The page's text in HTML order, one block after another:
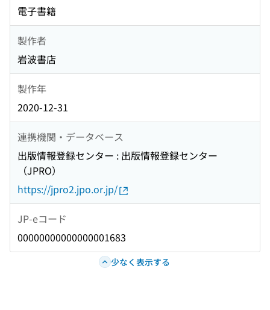
電子書籍
製作者
岩波書店
製作年
2020-12-31
連携機関・データベース
出版情報登録センター : 出版情報登録センター
（JPRO）
https://jpro2.jpo.or.jp/
JP-eコード
00000000000000001683
少なく表示する